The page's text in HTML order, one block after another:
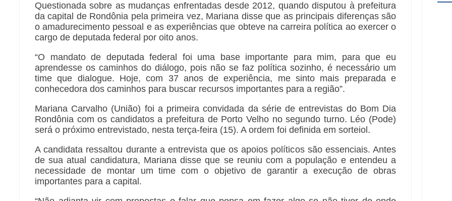
Questionada sobre as mudanças enfrentadas desde 2012, quando disputou à prefeitura
da capital de Rondônia pela primeira vez, Mariana disse que as principais diferenças são
o amadurecimento pessoal e as experiências que obteve na carreira política ao exercer o
cargo de deputada federal por oito anos.
“O mandato de deputada federal foi uma base importante para mim, para que eu
aprendesse os caminhos do diálogo, pois não se faz política sozinho, é necessário um
time que dialogue. Hoje, com 37 anos de experiência, me sinto mais preparada e
conhecedora dos caminhos para buscar recursos importantes para a região”.
Mariana Carvalho (União) foi a primeira convidada da série de entrevistas do Bom Dia
Rondônia com os candidatos a prefeitura de Porto Velho no segundo turno. Léo (Pode)
será o próximo entrevistado, nesta terça-feira (15). A ordem foi definida em sorteiol.
A candidata ressaltou durante a entrevista que os apoios políticos são essenciais. Antes
de sua atual candidatura, Mariana disse que se reuniu com a população e entendeu a
necessidade de montar um time com o objetivo de garantir a execução de obras
importantes para a capital.